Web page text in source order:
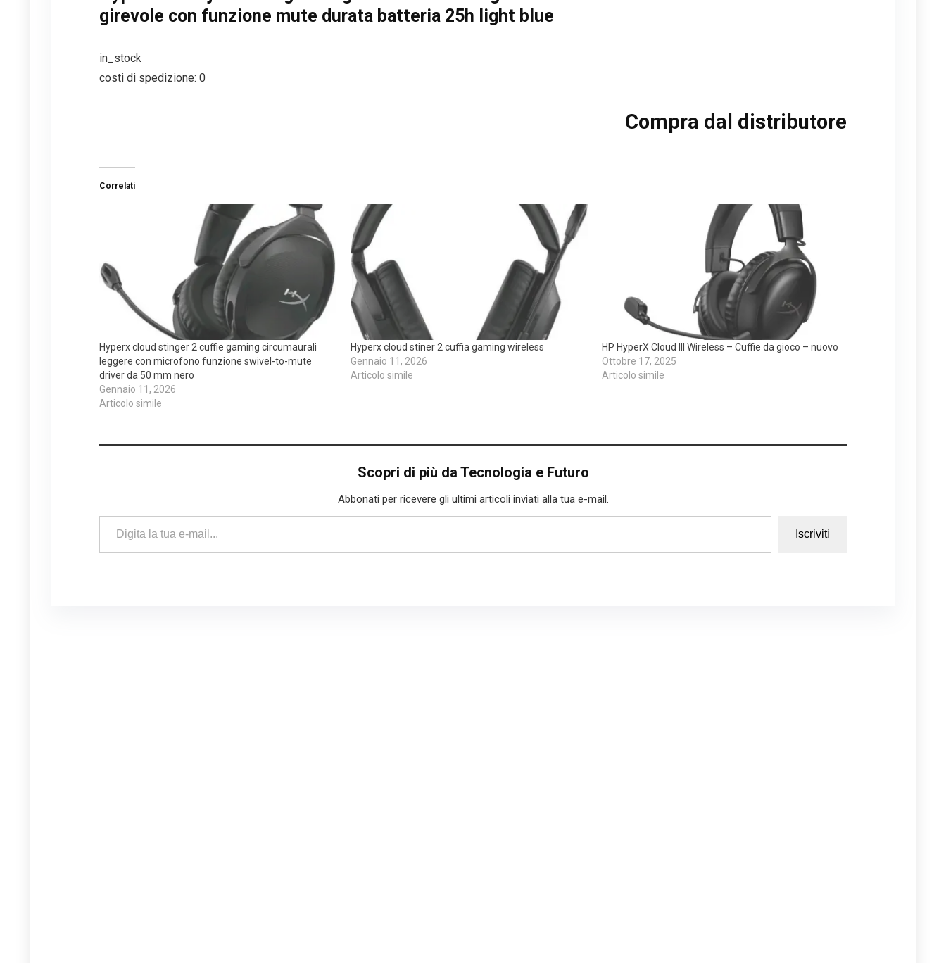
girevole con funzione mute durata batteria 25h light blue
in_stock
costi di spedizione: 0
Compra dal distributore
Correlati
Hyperx cloud stinger 2 cuffie gaming circumaurali
leggere con microfono funzione swivel-to-mute
driver da 50 mm nero
Gennaio 11, 2026
Articolo simile
Hyperx cloud stiner 2 cuffia gaming wireless
Gennaio 11, 2026
Articolo simile
HP HyperX Cloud III Wireless – Cuffie da gioco – nuovo
Ottobre 17, 2025
Articolo simile
Scopri di più da Tecnologia e Futuro
Abbonati per ricevere gli ultimi articoli inviati alla tua e-mail.
Digita la tua e-mail...
Iscriviti